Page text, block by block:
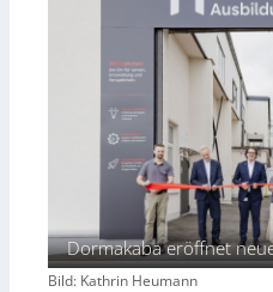
Dormakaba eröffnet
Bild: Kathrin Heumann